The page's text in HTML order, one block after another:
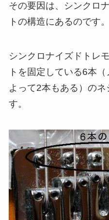
ト効果を得ていま
スングアウェイ
イ・トレモロ
ので、非常に印
通常のビブラー
ィに対して上下
動かしますが、
ィに対して水平
その要因は、シンクロ
トの構造にあるのです。
シンクロナイズドトレ
トを固定している6本
よって2本もある）の
す。